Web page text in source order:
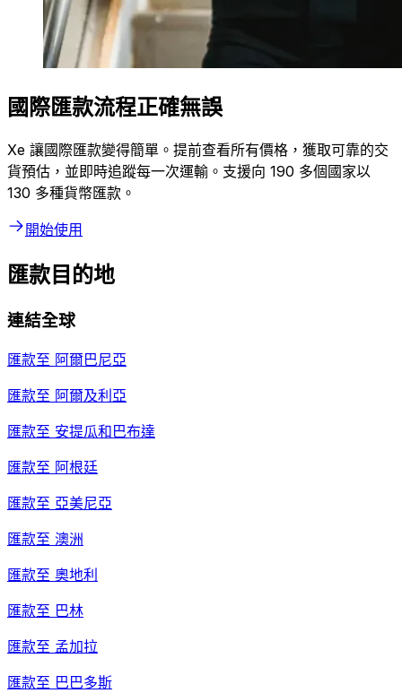
國際匯款流程正確無誤
Xe 讓國際匯款變得簡單。提前查看所有價格，獲取可靠的交
貨預估，並即時追蹤每一次運輸。支援向 190 多個國家以
130 多種貨幣匯款。
開始使用
匯款目的地
連結全球
匯款至 阿爾巴尼亞
匯款至 阿爾及利亞
匯款至 安提瓜和巴布達
匯款至 阿根廷
匯款至 亞美尼亞
匯款至 澳洲
匯款至 奧地利
匯款至 巴林
匯款至 孟加拉
匯款至 巴巴多斯